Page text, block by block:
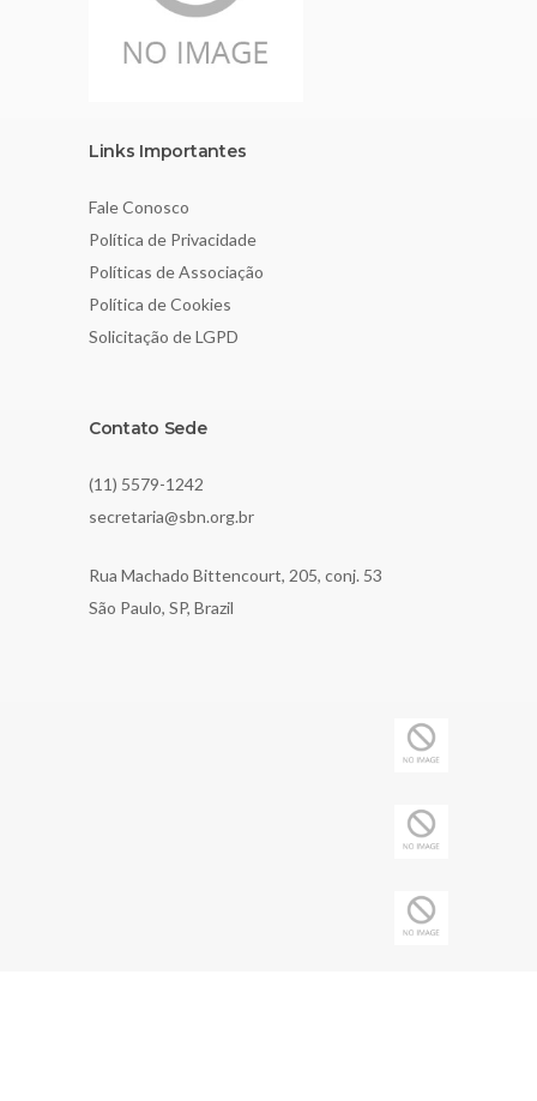
Links Importantes
Fale Conosco
Política de Privacidade
Políticas de Associação
Política de Cookies
Solicitação de LGPD
Contato Sede
(11) 5579-1242
secretaria@sbn.org.br
Rua Machado Bittencourt, 205, conj. 53
São Paulo, SP, Brazil